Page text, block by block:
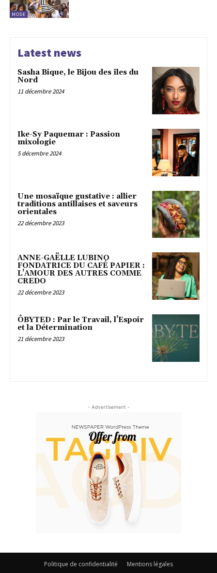
MODE
Latest news
Sasha Bique, le Bijou des îles du
Nord
11 décembre 2024
Ike-Sy Paquemar : Passion
mixologie
5 décembre 2024
Une mosaïque gustative : allier
traditions antillaises et saveurs
orientales
22 décembre 2023
ANNE-GAËLLE LUBINO
FONDATRICE DU CAFÉ PAPIER :
L’AMOUR DES AUTRES COMME
CREDO
22 décembre 2023
ÔBYTED : Par le Travail, l’Espoir
et la Détermination
21 décembre 2023
- Advertisement -
Politique de confidentialité Mentions légales